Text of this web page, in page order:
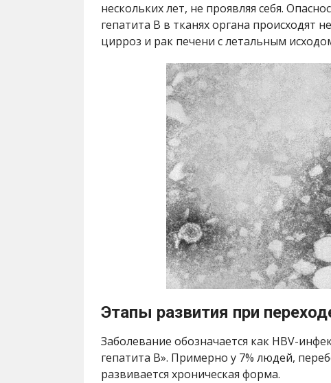
нескольких лет, не проявляя себя.
гепатита В в тканях органа происходят
цирроз и рак печени с летальным
Этапы развития при
Заболевание обозначается как HBV-
гепатита В». Примерно у 7% людей,
развивается хроническая форма.